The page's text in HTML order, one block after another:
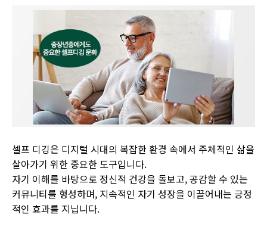
셀프 디깅은 디지털 시대의 복잡한 환경 속에서 주체적인 삶을
살아가기 위한 중요한 도구입니다.
자기 이해를 바탕으로 정신적 건강을 돌보고, 공감할 수 있는
커뮤니티를 형성하며, 지속적인 자기 성장을 이끌어내는 긍정
적인 효과를 지닙니다.